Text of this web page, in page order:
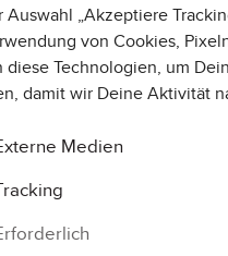
Auswahl „Akzeptiere
von Cookies,
diese Technologien, um
damit wir Deine Aktivität
Medien